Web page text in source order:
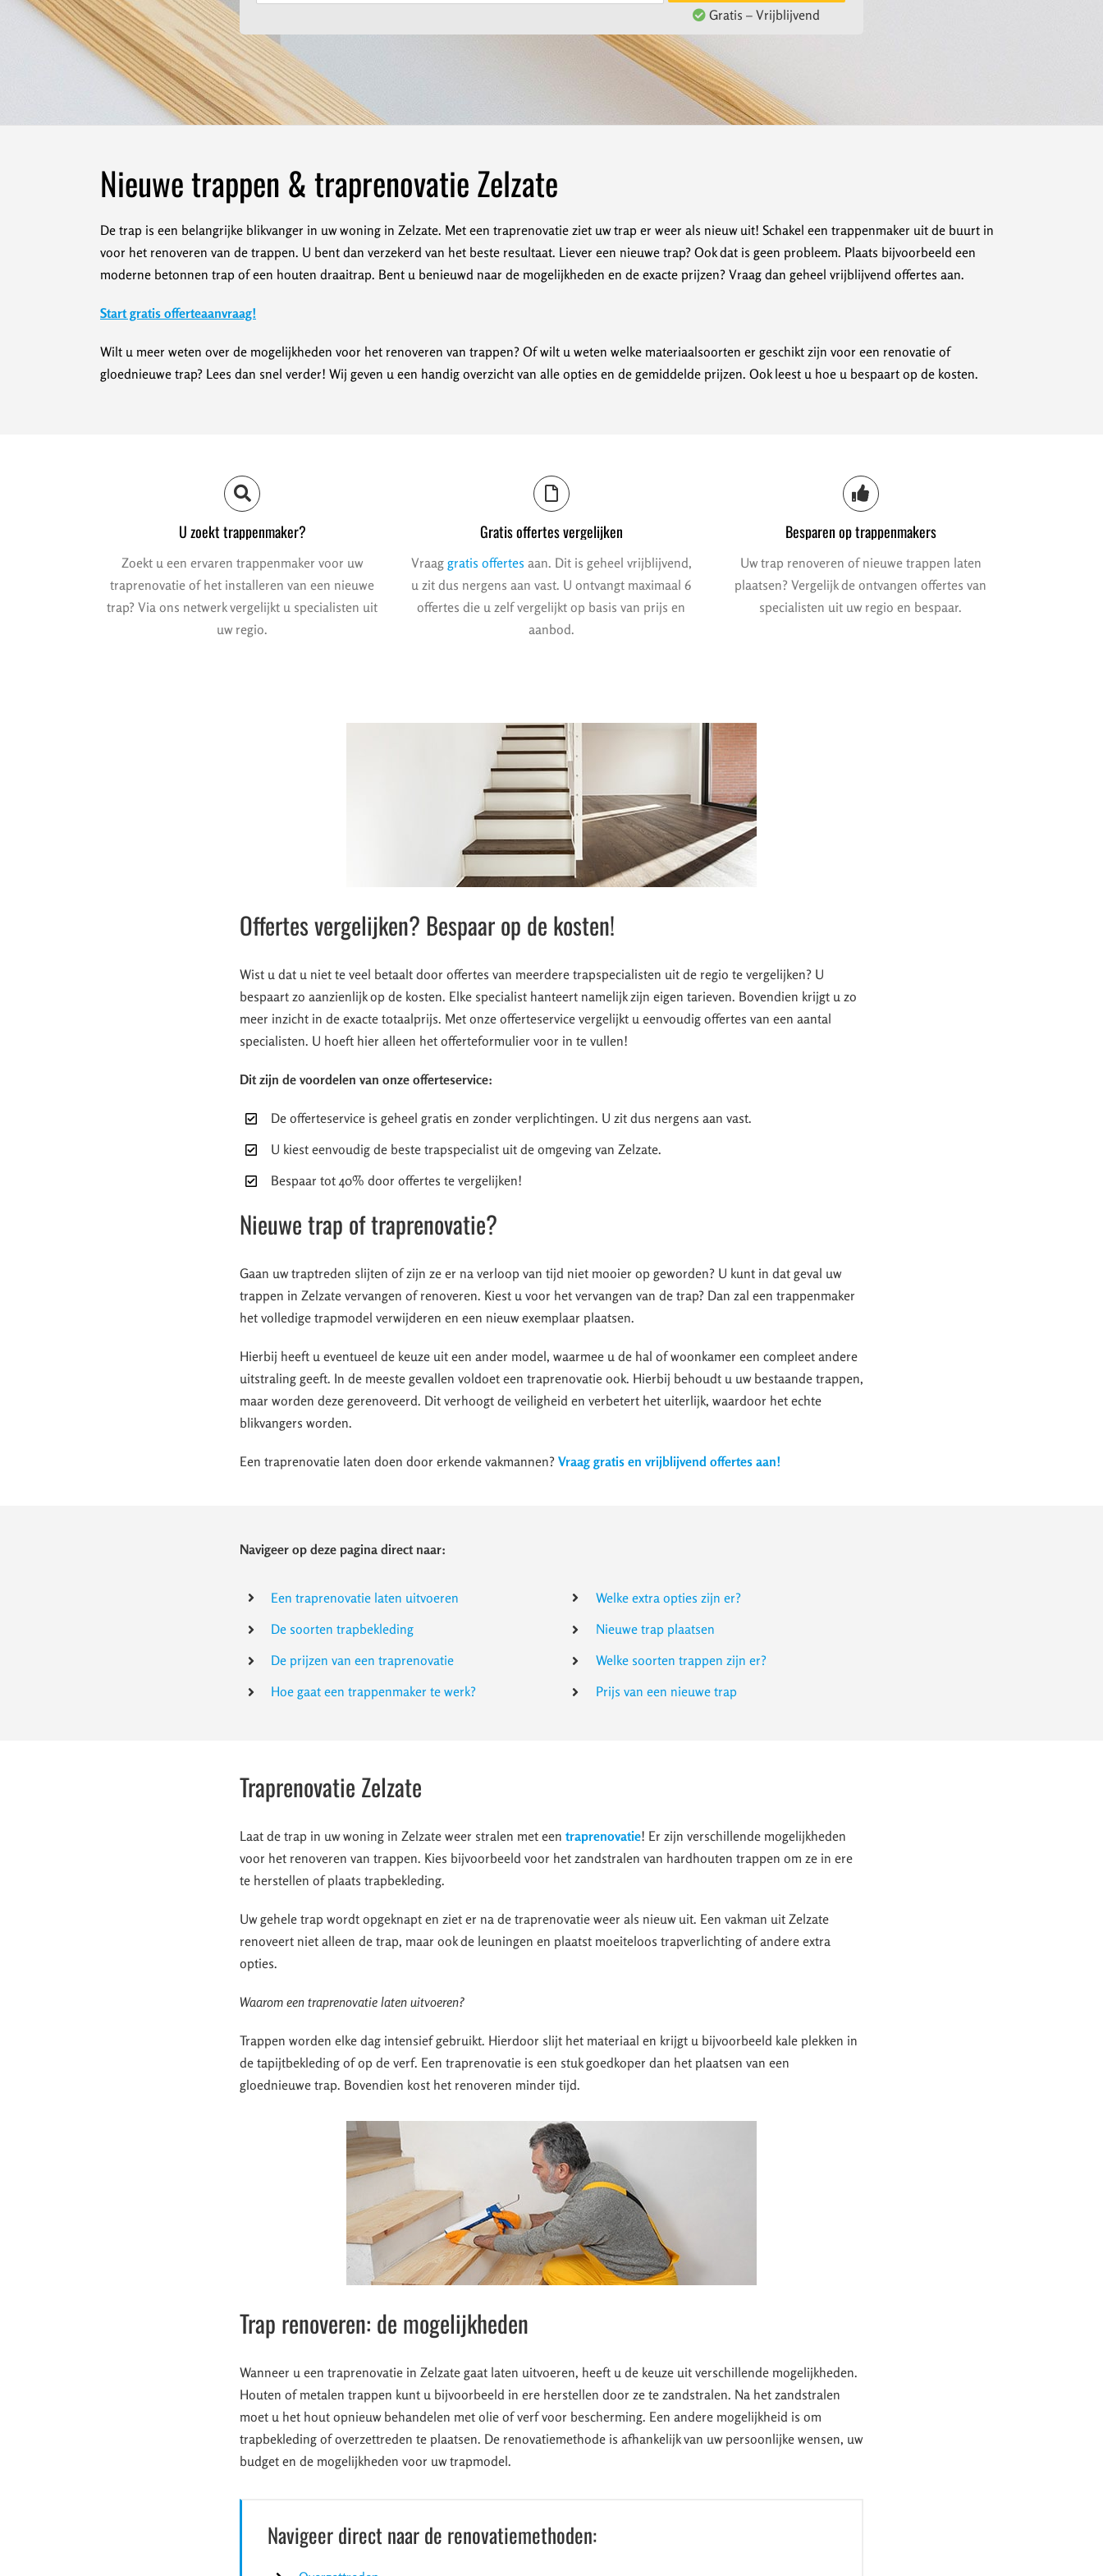
Gratis – Vrijblijvend
Nieuwe trappen & traprenovatie Zelzate
De trap is een belangrijke blikvanger in uw woning in Zelzate. Met een traprenovatie ziet uw trap er weer als nieuw uit! Schakel een trappenmaker uit de buurt in
voor het renoveren van de trappen. U bent dan verzekerd van het beste resultaat. Liever een nieuwe trap? Ook dat is geen probleem. Plaats bijvoorbeeld een
moderne betonnen trap of een houten draaitrap. Bent u benieuwd naar de mogelijkheden en de exacte prijzen? Vraag dan geheel vrijblijvend offertes aan.
Start gratis offerteaanvraag!
Wilt u meer weten over de mogelijkheden voor het renoveren van trappen? Of wilt u weten welke materiaalsoorten er geschikt zijn voor een renovatie of
gloednieuwe trap? Lees dan snel verder! Wij geven u een handig overzicht van alle opties en de gemiddelde prijzen. Ook leest u hoe u bespaart op de kosten.
U zoekt trappenmaker?
Zoekt u een ervaren trappenmaker voor uw
traprenovatie of het installeren van een nieuwe
trap? Via ons netwerk vergelijkt u specialisten uit
uw regio.
Gratis offertes vergelijken
Vraag gratis offertes aan. Dit is geheel vrijblijvend,
u zit dus nergens aan vast. U ontvangt maximaal 6
offertes die u zelf vergelijkt op basis van prijs en
aanbod.
Besparen op trappenmakers
Uw trap renoveren of nieuwe trappen laten
plaatsen? Vergelijk de ontvangen offertes van
specialisten uit uw regio en bespaar.
Offertes vergelijken? Bespaar op de kosten!
Wist u dat u niet te veel betaalt door offertes van meerdere trapspecialisten uit de regio te vergelijken? U
bespaart zo aanzienlijk op de kosten. Elke specialist hanteert namelijk zijn eigen tarieven. Bovendien krijgt u zo
meer inzicht in de exacte totaalprijs. Met onze offerteservice vergelijkt u eenvoudig offertes van een aantal
specialisten. U hoeft hier alleen het offerteformulier voor in te vullen!
Dit zijn de voordelen van onze offerteservice:
De offerteservice is geheel gratis en zonder verplichtingen. U zit dus nergens aan vast.
U kiest eenvoudig de beste trapspecialist uit de omgeving van Zelzate.
Bespaar tot 40% door offertes te vergelijken!
Nieuwe trap of traprenovatie?
Gaan uw traptreden slijten of zijn ze er na verloop van tijd niet mooier op geworden? U kunt in dat geval uw
trappen in Zelzate vervangen of renoveren. Kiest u voor het vervangen van de trap? Dan zal een trappenmaker
het volledige trapmodel verwijderen en een nieuw exemplaar plaatsen.
Hierbij heeft u eventueel de keuze uit een ander model, waarmee u de hal of woonkamer een compleet andere
uitstraling geeft. In de meeste gevallen voldoet een traprenovatie ook. Hierbij behoudt u uw bestaande trappen,
maar worden deze gerenoveerd. Dit verhoogt de veiligheid en verbetert het uiterlijk, waardoor het echte
blikvangers worden.
Een traprenovatie laten doen door erkende vakmannen? Vraag gratis en vrijblijvend offertes aan!
Navigeer op deze pagina direct naar:
Een traprenovatie laten uitvoeren
De soorten trapbekleding
De prijzen van een traprenovatie
Hoe gaat een trappenmaker te werk?
Welke extra opties zijn er?
Nieuwe trap plaatsen
Welke soorten trappen zijn er?
Prijs van een nieuwe trap
Traprenovatie Zelzate
Laat de trap in uw woning in Zelzate weer stralen met een traprenovatie! Er zijn verschillende mogelijkheden
voor het renoveren van trappen. Kies bijvoorbeeld voor het zandstralen van hardhouten trappen om ze in ere
te herstellen of plaats trapbekleding.
Uw gehele trap wordt opgeknapt en ziet er na de traprenovatie weer als nieuw uit. Een vakman uit Zelzate
renoveert niet alleen de trap, maar ook de leuningen en plaatst moeiteloos trapverlichting of andere extra
opties.
Waarom een traprenovatie laten uitvoeren?
Trappen worden elke dag intensief gebruikt. Hierdoor slijt het materiaal en krijgt u bijvoorbeeld kale plekken in
de tapijtbekleding of op de verf. Een traprenovatie is een stuk goedkoper dan het plaatsen van een
gloednieuwe trap. Bovendien kost het renoveren minder tijd.
Trap renoveren: de mogelijkheden
Wanneer u een traprenovatie in Zelzate gaat laten uitvoeren, heeft u de keuze uit verschillende mogelijkheden.
Houten of metalen trappen kunt u bijvoorbeeld in ere herstellen door ze te zandstralen. Na het zandstralen
moet u het hout opnieuw behandelen met olie of verf voor bescherming. Een andere mogelijkheid is om
trapbekleding of overzettreden te plaatsen. De renovatiemethode is afhankelijk van uw persoonlijke wensen, uw
budget en de mogelijkheden voor uw trapmodel.
Navigeer direct naar de renovatiemethoden: